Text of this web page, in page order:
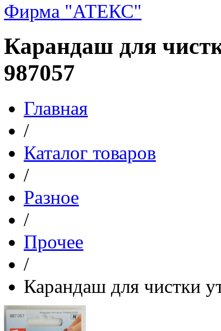
Фирма "АТЕКС"
Карандаш для
987057
Главная
/
Каталог товаров
/
Разное
/
Прочее
/
Карандаш для чистки